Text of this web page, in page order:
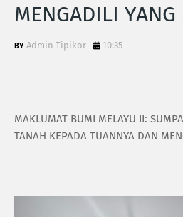
MENGADILI YANG
Admin Tipikor 10:35
MAKLUMAT BUMI MELAYU II:
TANAH KEPADA TUANNYA DAN